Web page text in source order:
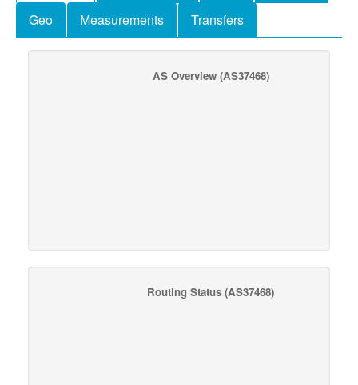
Geo
Measurements Transfers
AS Overview(AS37468)
Routing Status (AS37468)